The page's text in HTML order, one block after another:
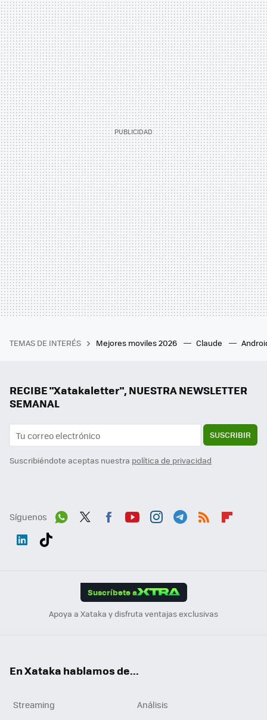
TEMAS DE INTERÉS Mejores moviles 2026 Claude
RECIBE "Xatakaletter", NUESTRA NEWSLETTER
SEMANAL
SUSCRIBIR
Suscribiéndote aceptas nuestra política de privacidad
Síguenos
Suscríbete a
Apoya a Xataka y disfruta ventajas exclusivas
En Xataka hablamos de...
Streaming
Análisis